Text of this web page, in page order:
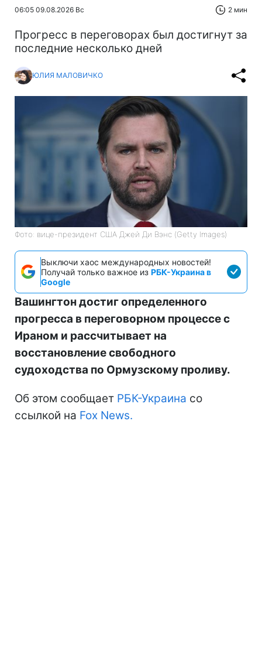
06:05 09.08.2026 Вс 2 мин
Прогресс в переговорах был достигнут за
последние несколько дней
ЮЛИЯ МАЛОВИЧКО
Фото: вице-президент США Джей Ди Вэнс (Getty Images)
Выключи хаос международных новостей!
Получай только важное из РБК-Украина в
Google
Вашингтон достиг определенного
прогресса в переговорном процессе с
Ираном и рассчитывает на
восстановление свободного
судоходства по Ормузскому проливу.
Об этом сообщает РБК-Украина со
ссылкой на Fox News.